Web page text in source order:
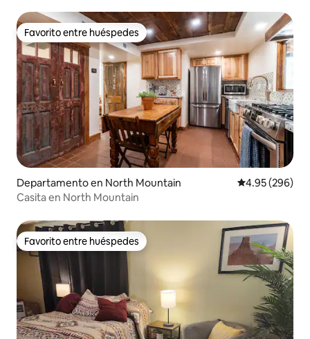
Favorito entre huéspedes
Favorito entre huéspedes
Departamento en North Mountain Calificación
4.95 (296)
Casita en North Mountain
Favorito entre huéspedes
Favorito entre huéspedes